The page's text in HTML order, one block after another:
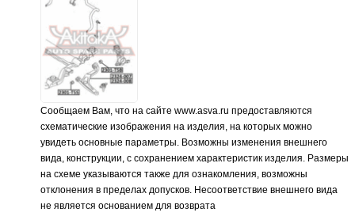
Сообщаем Вам, что на сайте www.asva.ru предоставляются
схематические изображения на изделия, на которых можно
увидеть основные параметры. Возможны изменения внешнего
вида, конструкции, с сохранением характеристик изделия. Размеры
на схеме указываются также для ознакомления, возможны
отклонения в пределах допусков. Несоответствие внешнего вида
не является основанием для возврата